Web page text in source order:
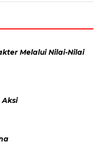
Melalui Nilai-Nilai
Aksi